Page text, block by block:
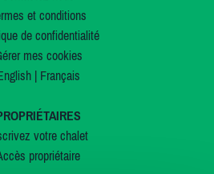
et conditions
de confidentialité
mes cookies
| Français
votre chalet
propriétaire